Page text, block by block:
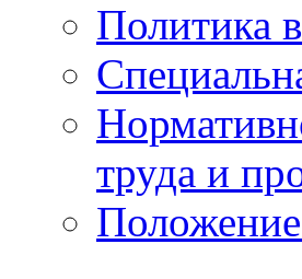
Политика
труда и